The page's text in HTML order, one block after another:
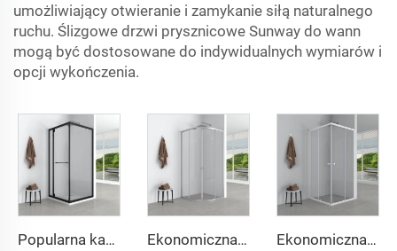
umożliwiający otwieranie i zamykanie siłą naturalnego
ruchu. Ślizgowe drzwi prysznicowe Sunway do wann
mogą być dostosowane do indywidualnych wymiarów i
opcji wykończenia.
Popularna kabina prysznicowa z bocznym przesuwem drzwi Projekt oszczędzający przestrzeń z funkcją miękkiego zamknięcia Ekonomiczna i prosta okrągła kabina prysznicowa Ekonomiczna i prosta kabina łazienkowa w kształcie kwadratu